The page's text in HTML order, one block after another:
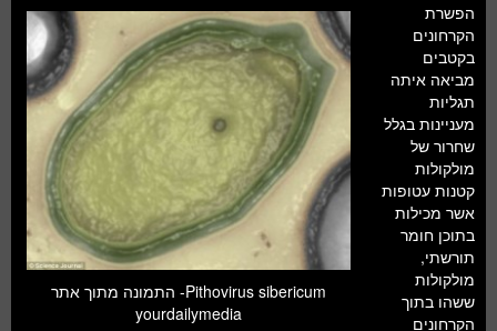
Pithovirus sibericum- התמונה מתוך אתר
yourdailymedia
הפשרת
הקרחונים
בקטבים
מביאה איתה
תגליות
מעניינות בגלל
שחרור של
מולקולות
קטנות עטופות
אשר מכילות
בתוכן חומר
תורשתי,
מולקולות
ששהו בתוך
הקרחונים